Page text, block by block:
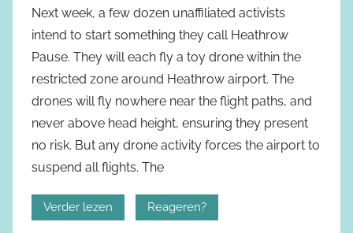
Next week, a few dozen unaffiliated activists
intend to start something they call Heathrow
Pause. They will each fly a toy drone within the
restricted zone around Heathrow airport. The
drones will fly nowhere near the flight paths, and
never above head height, ensuring they present
no risk. But any drone activity forces the airport to
suspend all flights. The
Verder lezen Reageren?